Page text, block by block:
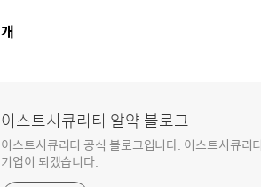
개
이스트시큐리티 알약 블로그
이스트시큐리티 공식 블로그입니다. 이스트시큐
기업이 되겠습니다.